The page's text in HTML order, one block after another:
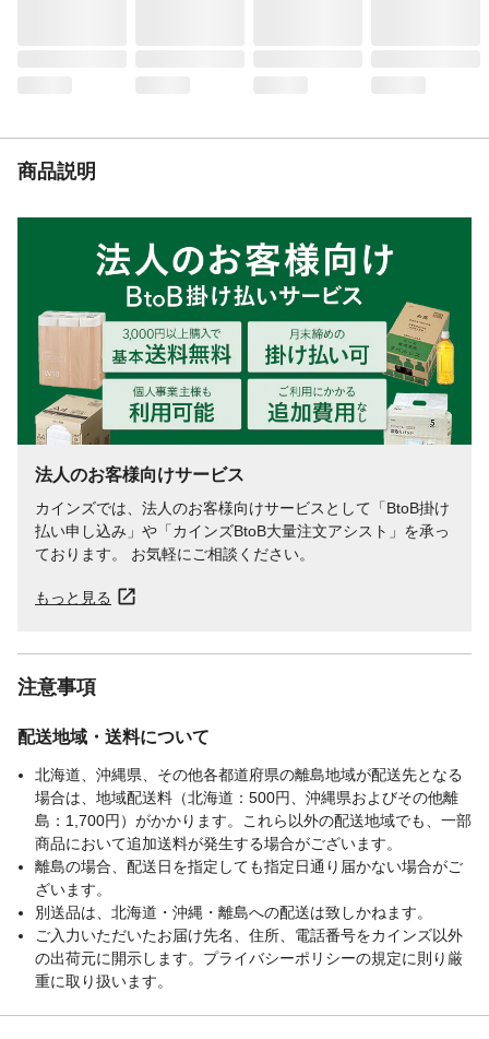
商品説明
法人のお客様向けサービス
カインズでは、法人のお客様向けサービスとして「BtoB掛け
払い申し込み」や「カインズBtoB大量注文アシスト」を承っ
ております。 お気軽にご相談ください。
もっと見る
注意事項
配送地域・送料について
北海道、沖縄県、その他各都道府県の離島地域が配送先となる
場合は、地域配送料（北海道：500円、沖縄県およびその他離
島：1,700円）がかかります。これら以外の配送地域でも、一部
商品において追加送料が発生する場合がございます。
離島の場合、配送日を指定しても指定日通り届かない場合がご
ざいます。
別送品は、北海道・沖縄・離島への配送は致しかねます。
ご入力いただいたお届け先名、住所、電話番号をカインズ以外
の出荷元に開示します。プライバシーポリシーの規定に則り厳
重に取り扱います。